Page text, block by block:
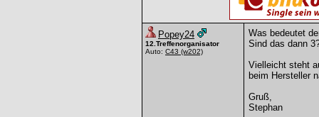
Popey24
12.Treffenorganisator
Auto: C43 (w202)
Was bedeutet
Sind das dann
Vielleicht steht
beim Hersteller
Gruß,
Stephan